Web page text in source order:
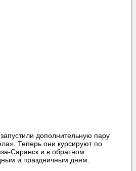
дополнительную пару
Теперь они курсируют по
Саранск и в обратном
и праздничным дням.